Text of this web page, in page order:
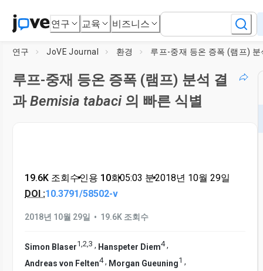
연구 교육 비즈니스
연구 JoVE Journal 환경
루프-중재 등온 증폭 (램프) 분석 결
과Bemisia tabaci의 빠른 식별
19.6K 조회수•인용 10회•05:03 분•2018년 10월 29일
DOI :10.3791/58502-v
2018년 10월 29일 • 19.6K 조회수
Simon Blaser1,2,3 , Hanspeter Diem4,
Andreas von Felten4, Morgan Gueuning1 ,